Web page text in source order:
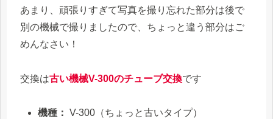
あまり、頑張りすぎて写真を撮り忘れた部分は後で
別の機械で撮りましたので、ちょっと違う部分はご
めんなさい！
交換は古い機械V-300のチューブ交換です
機種： V-300（ちょっと古いタイプ）